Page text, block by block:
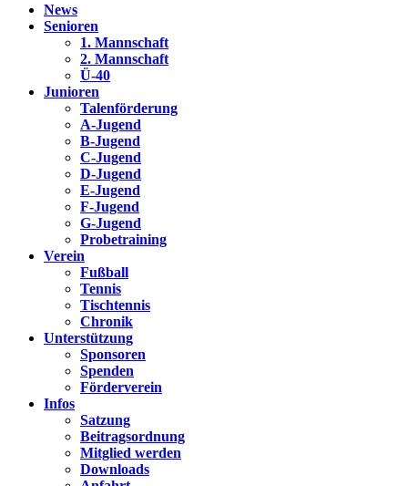
News
Senioren
1. Mannschaft
2. Mannschaft
Ü-40
Junioren
Talenförderung
A-Jugend
B-Jugend
C-Jugend
D-Jugend
E-Jugend
F-Jugend
G-Jugend
Probetraining
Verein
Fußball
Tennis
Tischtennis
Chronik
Unterstützung
Sponsoren
Spenden
Förderverein
Infos
Satzung
Beitragsordnung
Mitglied werden
Downloads